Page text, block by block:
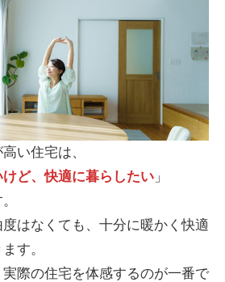
い住宅は、
ど、快適に暮らしたい 」
はなくても、十分に暖かく快適
す。
際の住宅を体感するのが一番で